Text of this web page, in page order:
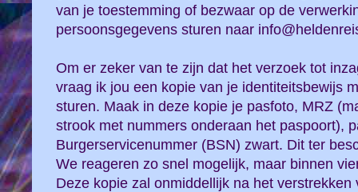
van je toestemming of bezwaar op de
persoonsgegevens sturen naar
Om er zeker van te zijn dat het verzoek tot
vraag ik jou een kopie van je identiteitsbewijs
sturen. Maak in deze kopie je pasfoto, MRZ
strook met nummers onderaan het paspoort),
Burgerservicenummer (BSN) zwart. Dit ter
We reageren zo snel mogelijk, maar binnen
Deze kopie zal onmiddellijk na het